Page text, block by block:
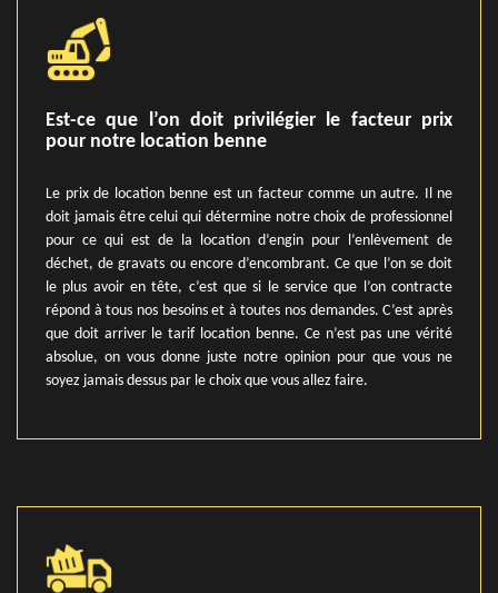
Est-ce que l’on doit privilégier le facteur prix
pour notre location benne
Le prix de location benne est un facteur comme un autre. Il ne
doit jamais être celui qui détermine notre choix de professionnel
pour ce qui est de la location d’engin pour l’enlèvement de
déchet, de gravats ou encore d’encombrant. Ce que l’on se doit
le plus avoir en tête, c’est que si le service que l’on contracte
répond à tous nos besoins et à toutes nos demandes. C’est après
que doit arriver le tarif location benne. Ce n’est pas une vérité
absolue, on vous donne juste notre opinion pour que vous ne
soyez jamais dessus par le choix que vous allez faire.